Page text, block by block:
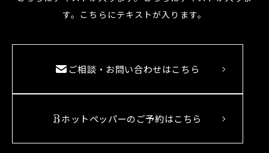
す。こちらにテキストが入ります。
ご相談・お問い合わせはこちら
ホットペッパーのご予約はこちら